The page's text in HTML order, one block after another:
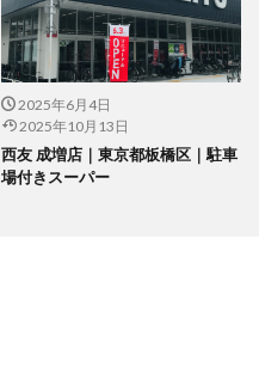
2025年6月4日
2025年10月13日
西友 成増店｜東京都板橋区｜駐車
場付きスーパー